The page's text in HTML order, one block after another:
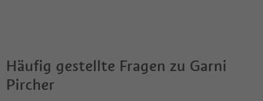
Häufig gestellte Fragen zu Garni
Pircher